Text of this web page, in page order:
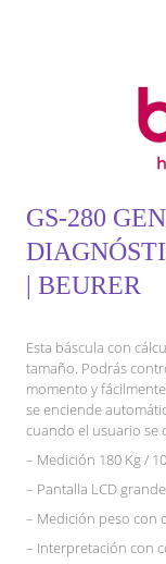
GS-280
| BEURER
Esta báscula con
tamaño. Podrás
momento y
se enciende
cuando el usuario se
– Medición 180 Kg /
– Pantalla LCD
– Medición peso con
– Interpretación con